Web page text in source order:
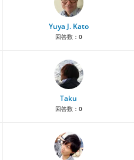
Yuya J. Kato
回答数： 0
Taku
回答数： 0